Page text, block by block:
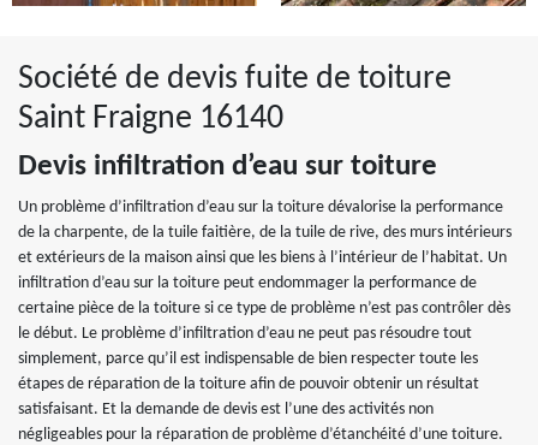
Société de devis fuite de toiture
Saint Fraigne 16140
Devis infiltration d’eau sur toiture
Un problème d’infiltration d’eau sur la toiture dévalorise la performance
de la charpente, de la tuile faitière, de la tuile de rive, des murs intérieurs
et extérieurs de la maison ainsi que les biens à l’intérieur de l’habitat. Un
infiltration d’eau sur la toiture peut endommager la performance de
certaine pièce de la toiture si ce type de problème n’est pas contrôler dès
le début. Le problème d’infiltration d’eau ne peut pas résoudre tout
simplement, parce qu’il est indispensable de bien respecter toute les
étapes de réparation de la toiture afin de pouvoir obtenir un résultat
satisfaisant. Et la demande de devis est l’une des activités non
négligeables pour la réparation de problème d’étanchéité d’une toiture.